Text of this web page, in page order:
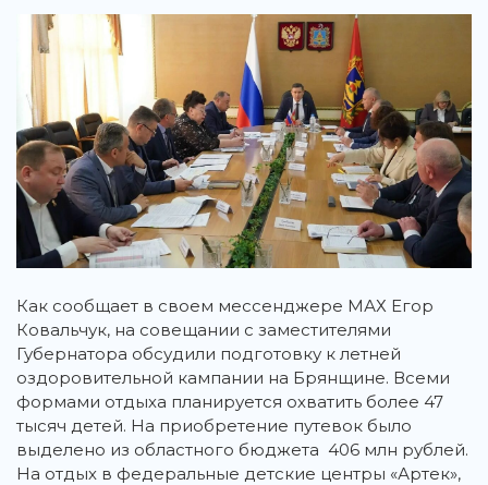
Как сообщает в своем мессенджере МАХ Егор
Ковальчук, на совещании с заместителями
Губернатора обсудили подготовку к летней
оздоровительной кампании на Брянщине. Всеми
формами отдыха планируется охватить более 47
тысяч детей. На приобретение путевок было
выделено из областного бюджета 406 млн рублей.
На отдых в федеральные детские центры «Артек»,